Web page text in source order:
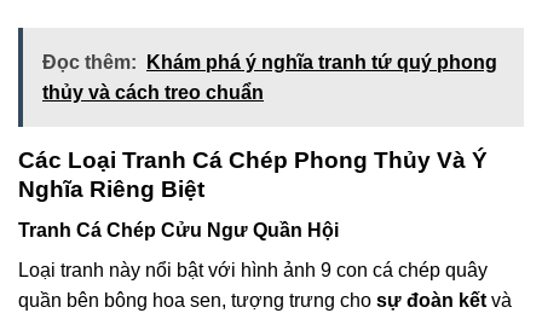
Đọc thêm:
Khám phá ý nghĩa tranh tứ quý phong
thủy và cách treo chuẩn
Các Loại Tranh Cá Chép Phong Thủy Và Ý
Nghĩa Riêng Biệt
Tranh Cá Chép Cửu Ngư Quần Hội
Loại tranh này nổi bật với hình ảnh 9 con cá chép quây
quần bên bông hoa sen, tượng trưng cho sự đoàn kết và